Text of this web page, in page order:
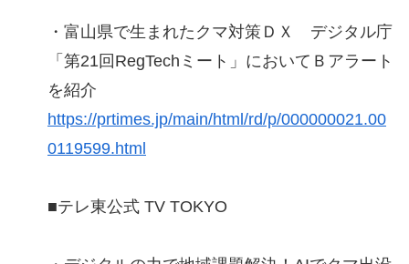
・富山県で生まれたクマ対策ＤＸ デジタル庁
「第21回RegTechミート」においてＢアラート
を紹介
https://prtimes.jp/main/html/rd/p/000000021.00
0119599.html
■テレ東公式 TV TOKYO